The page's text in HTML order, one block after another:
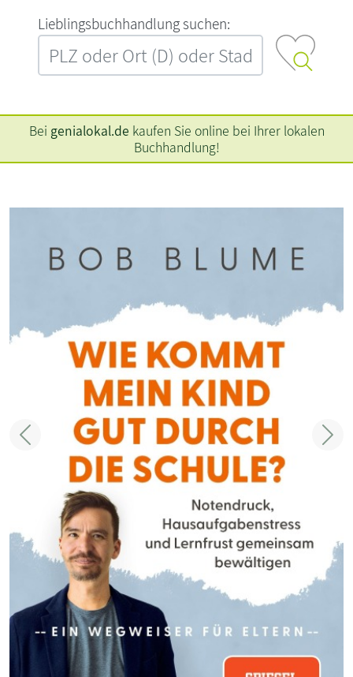
L‍i‍e‍b‍l‍i‍n‍g‍s‍b‍u‍c‍h‍h‍a‍n‍d‍l‍u‍n‍g‍ ‍s‍u‍c‍h‍e‍n‍:‍
Bei genialokal.de kaufen Sie online bei Ihrer lokalen
Buchhandlung!
Zurück